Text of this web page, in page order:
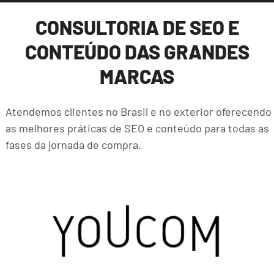
CONSULTORIA DE SEO E
CONTEÚDO DAS GRANDES
MARCAS
Atendemos clientes no Brasil e no exterior oferecendo
as melhores práticas de SEO e conteúdo para todas as
fases da jornada de compra.